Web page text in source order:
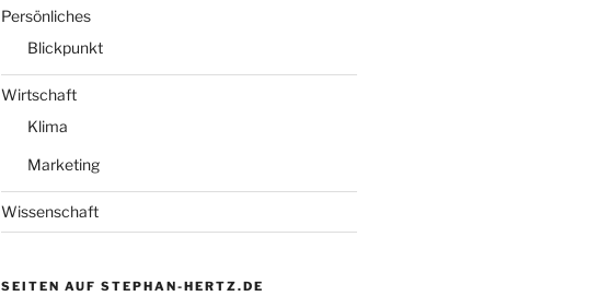
Persönliches
Blickpunkt
Wirtschaft
Klima
Marketing
Wissenschaft
SEITEN AUF STEPHAN-HERTZ.DE